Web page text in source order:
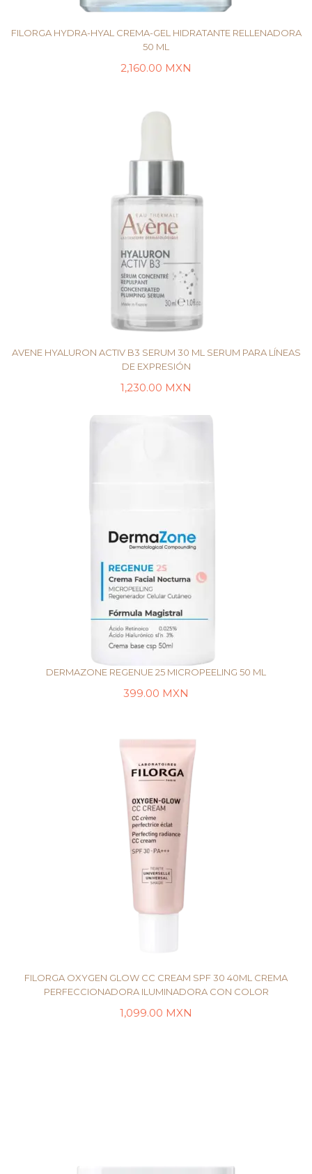
FILORGA HYDRA-HYAL CREMA-GEL HIDRATANTE RELLENADORA
50 ML
2,160.00 MXN
AVENE HYALURON ACTIV B3 SERUM 30 ML SERUM PARA LÍNEAS
DE EXPRESIÓN
1,230.00 MXN
DERMAZONE REGENUE 25 MICROPEELING 50 ML
399.00 MXN
FILORGA OXYGEN GLOW CC CREAM SPF 30 40ML CREMA
PERFECCIONADORA ILUMINADORA CON COLOR
1,099.00 MXN